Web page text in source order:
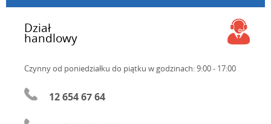
Dział
handlowy
Czynny od poniedziałku do piątku w godzinach: 9:00 - 17:00
12 654 67 64